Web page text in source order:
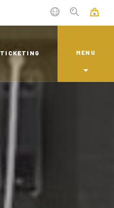
TICKETING MENU